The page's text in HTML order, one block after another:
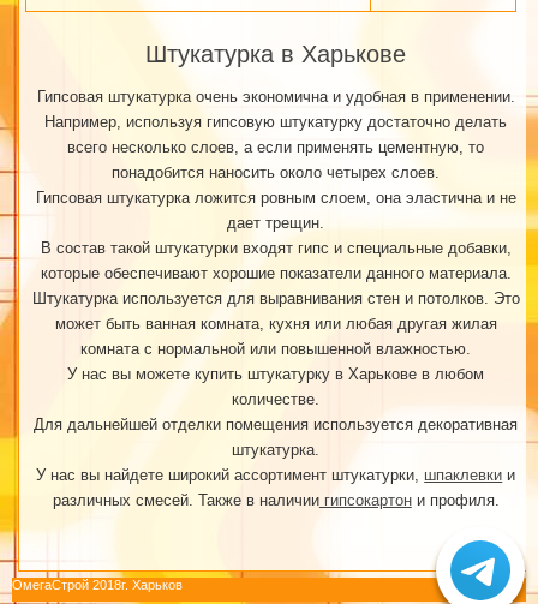
Штукатурка в Харькове
Гипсовая штукатурка очень экономична и удобная в применении.
Например, используя гипсовую штукатурку достаточно делать
всего несколько слоев, а если применять цементную, то
понадобится наносить около четырех слоев.
Гипсовая штукатурка ложится ровным слоем, она эластична и не
дает трещин.
В состав такой штукатурки входят гипс и специальные добавки,
которые обеспечивают хорошие показатели данного материала.
Штукатурка используется для выравнивания стен и потолков. Это
может быть ванная комната, кухня или любая другая жилая
комната с нормальной или повышенной влажностью.
У нас вы можете купить штукатурку в Харькове в любом
количестве.
Для дальнейшей отделки помещения используется декоративная
штукатурка.
У нас вы найдете широкий ассортимент штукатурки, шпаклевки и
различных смесей. Также в наличиигипсокартони профиля.
ОмегаСтрой 2018г. Харьков